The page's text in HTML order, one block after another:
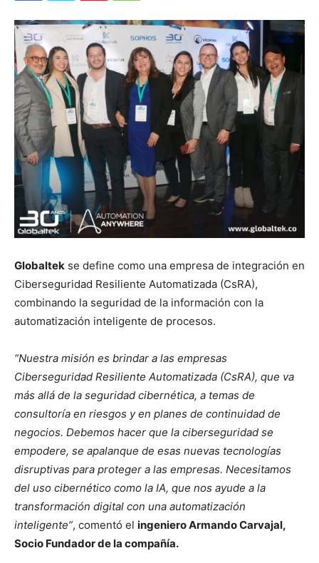
Globaltek se define como una empresa de integración en
Ciberseguridad Resiliente Automatizada (CsRA),
combinando la seguridad de la información con la
automatización inteligente de procesos.
“Nuestra misión es brindar a las empresas
Ciberseguridad Resiliente Automatizada (CsRA), que va
más allá de la seguridad cibernética, a temas de
consultoría en riesgos y en planes de continuidad de
negocios. Debemos hacer que la ciberseguridad se
empodere, se apalanque de esas nuevas tecnologías
disruptivas para proteger a las empresas. Necesitamos
del uso cibernético como la IA, que nos ayude a la
transformación digital con una automatización
inteligente”, comentó el ingeniero Armando Carvajal,
Socio Fundador de la compañía.